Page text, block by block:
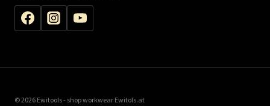
© 2026 Ewitools - shop workwear Ewitols.at